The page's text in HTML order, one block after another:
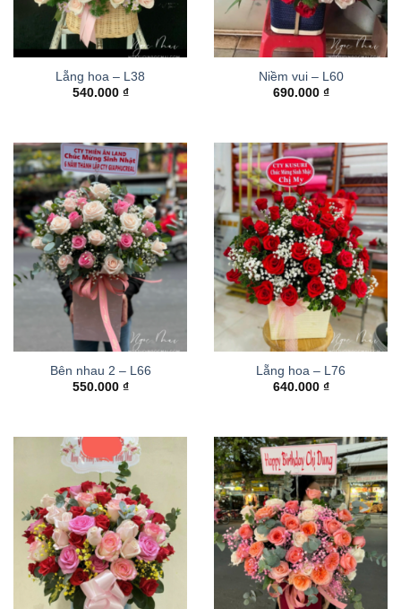
Lẵng hoa – L38
540.000 ₫
Niềm vui – L60
690.000 ₫
Bên nhau 2 – L66
550.000 ₫
Lẵng hoa – L76
640.000 ₫